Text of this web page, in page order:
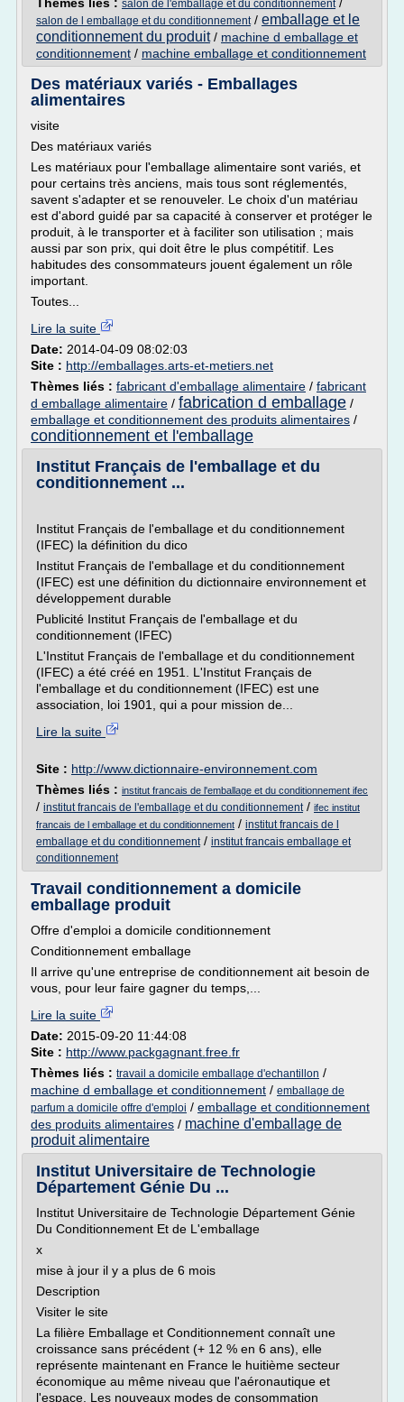
salon de l'emballage et du conditionnement
salon de l emballage et du conditionnement/ emballage et le
conditionnement du produit/ machine d emballage et
conditionnement / machine emballage et conditionnement
Des matériaux variés - Emballages
alimentaires
visite
Des matériaux variés
Les matériaux pour l'emballage alimentaire sont variés, et
pour certains très anciens, mais tous sont réglementés,
savent s'adapter et se renouveler. Le choix d'un matériau
est d'abord guidé par sa capacité à conserver et protéger le
produit, à le transporter et à faciliter son utilisation ; mais
aussi par son prix, qui doit être le plus compétitif. Les
habitudes des consommateurs jouent également un rôle
important.
Toutes...
Lire la suite
Date: 2014-04-09 08:02:03
Site : http://emballages.arts-et-metiers.net
Thèmes liés : fabricant d'emballage alimentaire / fabricant
d emballage alimentaire / fabrication d emballage /
emballage et conditionnement des produits alimentaires /
conditionnement et l'emballage
Institut Français de l'emballage et du
conditionnement ...
Institut Français de l'emballage et du conditionnement
(IFEC) la définition du dico
Institut Français de l'emballage et du conditionnement
(IFEC) est une définition du dictionnaire environnement et
développement durable
Publicité Institut Français de l'emballage et du
conditionnement (IFEC)
L'Institut Français de l'emballage et du conditionnement
(IFEC) a été créé en 1951. L'Institut Français de
l'emballage et du conditionnement (IFEC) est une
association, loi 1901, qui a pour mission de...
Lire la suite
Site : http://www.dictionnaire-environnement.com
Thèmes liés : institut francais de l'emballage et du conditionnement ifec
/ institut francais de l'emballage et du conditionnement/ ifec institut
francais de l emballage et du conditionnement / institut francais de l
emballage et du conditionnement/ institut francais emballage et
conditionnement
Travail conditionnement a domicile
emballage produit
Offre d'emploi a domicile conditionnement
Conditionnement emballage
Il arrive qu'une entreprise de conditionnement ait besoin de
vous, pour leur faire gagner du temps,...
Lire la suite
Date: 2015-09-20 11:44:08
Site : http://www.packgagnant.free.fr
Thèmes liés : travail a domicile emballage d'echantillon /
machine d emballage et conditionnement / emballage de
parfum a domicile offre d'emploi / emballage et conditionnement
des produits alimentaires / machine d'emballage de
produit alimentaire
Institut Universitaire de Technologie
Département Génie Du ...
Institut Universitaire de Technologie Département Génie
Du Conditionnement Et de L'emballage
x
mise à jour il y a plus de 6 mois
Description
Visiter le site
La filière Emballage et Conditionnement connaît une
croissance sans précédent (+ 12 % en 6 ans), elle
représente maintenant en France le huitième secteur
économique au même niveau que l'aéronautique et
l'espace. Les nouveaux modes de consommation